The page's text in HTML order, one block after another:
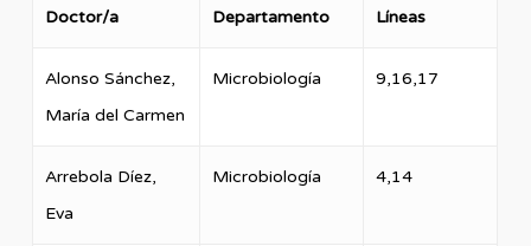
Doctor/a Departamento Líneas
Alonso Sánchez,
María del Carmen
Microbiología 9,16,17
Arrebola Díez,
Eva
Microbiología 4,14